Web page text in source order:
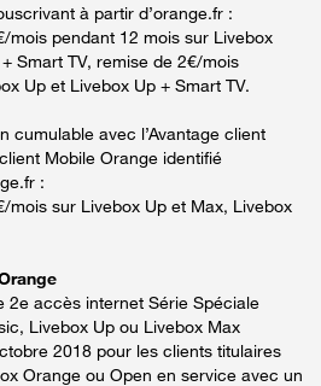
à partir d’orange.fr :
mois pendant 12 mois sur Livebox
Smart TV, remise de 2€/mois
Up et Livebox Up + Smart TV.
cumulable avec l’Avantage client
Mobile Orange identifié
:
mois sur Livebox Up et Max, Livebox
2e accès internet Série Spéciale
Livebox Up ou Livebox Max
2018 pour les clients titulaires
Orange ou Open en service avec un